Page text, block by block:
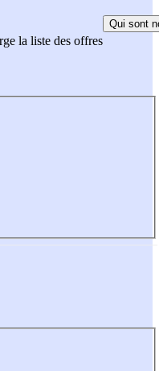
la liste des offres
Qui sont